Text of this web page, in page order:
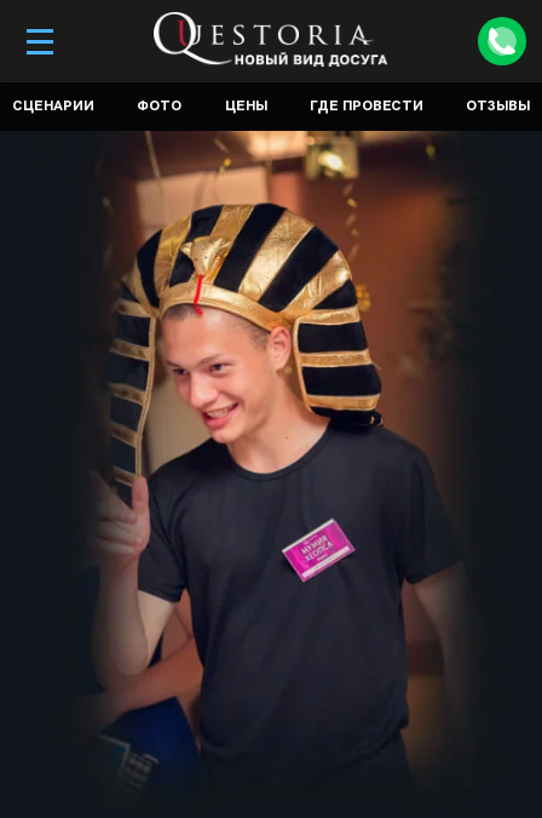
СЦЕНАРИИ ФОТО ЦЕНЫ ГДЕ ПРОВЕСТИ ОТЗЫВЫ